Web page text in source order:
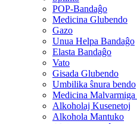
POP-Bandaĝo
Medicina Glubendo
Gazo
Unua Helpa Bandaĝo
Elasta Bandaĝo
Vato
Gisada Glubendo
Umbilika ŝnura bendo
Medicina Malvarmiga
Alkoholaj Kusenetoj
Alkohola Mantuko